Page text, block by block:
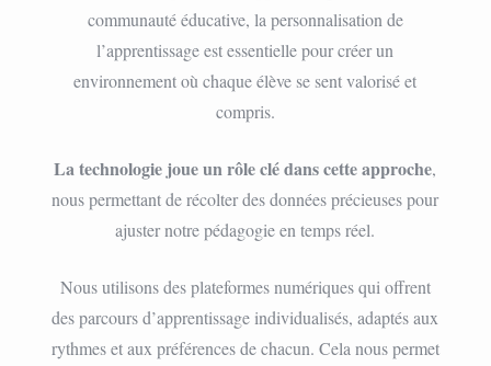
communauté éducative, la personnalisation de
l’apprentissage est essentielle pour créer un
environnement où chaque élève se sent valorisé et
compris.
La technologie joue un rôle clé dans cette approche,
nous permettant de récolter des données précieuses pour
ajuster notre pédagogie en temps réel.
Nous utilisons des plateformes numériques qui offrent
des parcours d’apprentissage individualisés, adaptés aux
rythmes et aux préférences de chacun. Cela nous permet